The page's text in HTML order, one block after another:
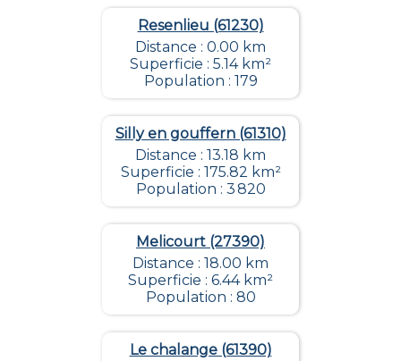
Resenlieu (61230)
Distance : 0.00 km
Superficie : 5.14 km²
Population : 179
Silly en gouffern (61310)
Distance : 13.18 km
Superficie : 175.82 km²
Population : 3 820
Melicourt (27390)
Distance : 18.00 km
Superficie : 6.44 km²
Population : 80
Le chalange (61390)